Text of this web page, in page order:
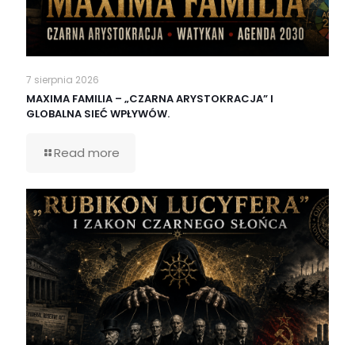
7 sierpnia 2026
MAXIMA FAMILIA – „CZARNA ARYSTOKRACJA” I
GLOBALNA SIEĆ WPŁYWÓW.
Read more